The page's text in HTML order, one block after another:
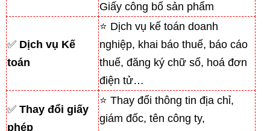
Giấy công bố sản phẩm
✅ Dịch vụ Kế
toán
⭐ Dịch vụ kế toán doanh
nghiệp, khai báo thuế, báo cáo
thuế, đăng ký chữ số, hoá đơn
điện tử…
✅ Thay đổi giấy
phép
⭐ Thay đổi thông tin địa chỉ,
giám đốc, tên công ty,